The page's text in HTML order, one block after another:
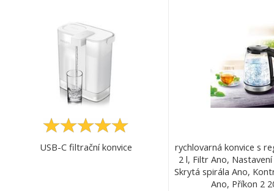
USB-C filtrační konvice
rychlovarná konvice s
2 l, Filtr Ano,
Skrytá spirála Ano,
Ano, Příkon 2